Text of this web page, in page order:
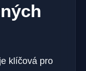
klíčová pro